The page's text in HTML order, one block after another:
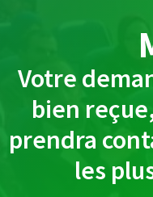
Votre
bien
prendra
les